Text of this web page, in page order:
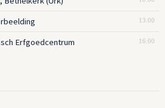
13:00
16:00
Erfgoedcentrum